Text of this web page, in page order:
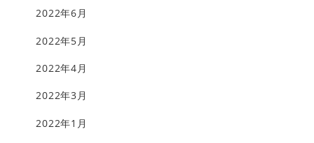
2022年6月
2022年5月
2022年4月
2022年3月
2022年1月